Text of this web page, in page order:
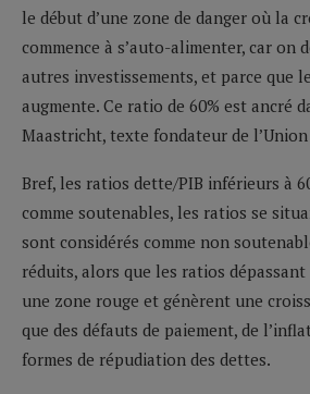
le début d’une zone de danger où la
commence à s’auto-alimenter, car on
autres investissements, et parce que
augmente. Ce ratio de 60% est ancré
Maastricht, texte fondateur de
Bref, les ratios dette/PIB inférieurs à
comme soutenables, les ratios se
sont considérés comme non
réduits, alors que les ratios dépassant
une zone rouge et génèrent une
que des défauts de paiement, de
formes de répudiation des dettes.